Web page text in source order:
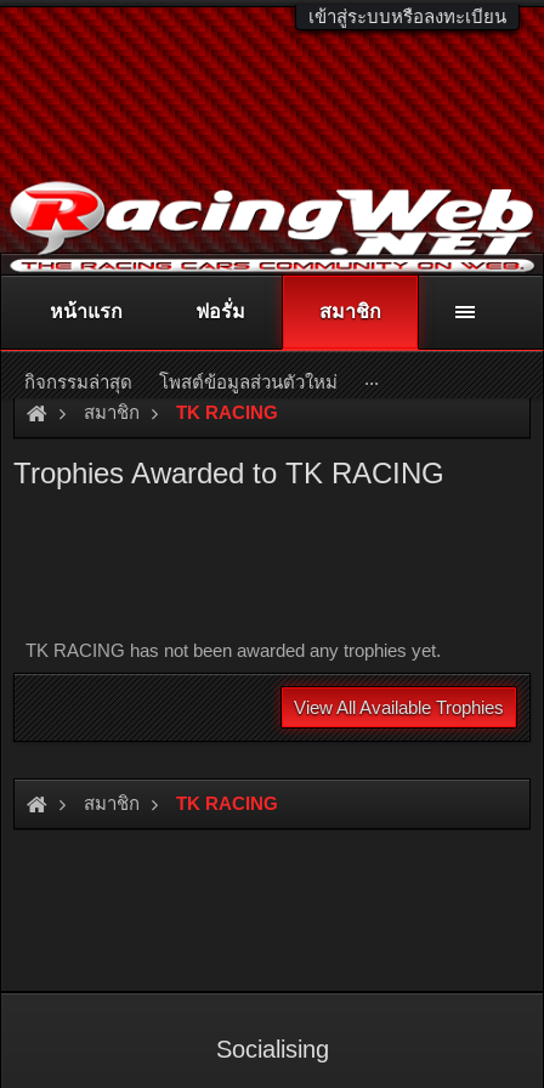
เข้าสู่ระบบหรือลงทะเบียน
ติดต่อลงโฆษณา racingweb@gmail.comหรือโทร. 081-811-1138
หรืออ่านรายละเอียดเพิ่มเติม คลิกที่นี่
สมาชิก TK RACING
Trophies Awarded to TK RACING
TK RACING has not been awarded any trophies yet.
View All Available Trophies
สมาชิก TK RACING
หน้าแรก ฟอรั่ม สมาชิก
กิจกรรมล่าสุด โพสต์ข้อมูลส่วนตัวใหม่ ...
Socialising